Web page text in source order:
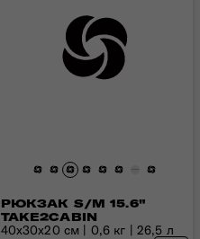
РЮКЗАК S/M 15.6"
TAKE2CABIN
40x30x20 см | 0,6 кг | 26,5 л